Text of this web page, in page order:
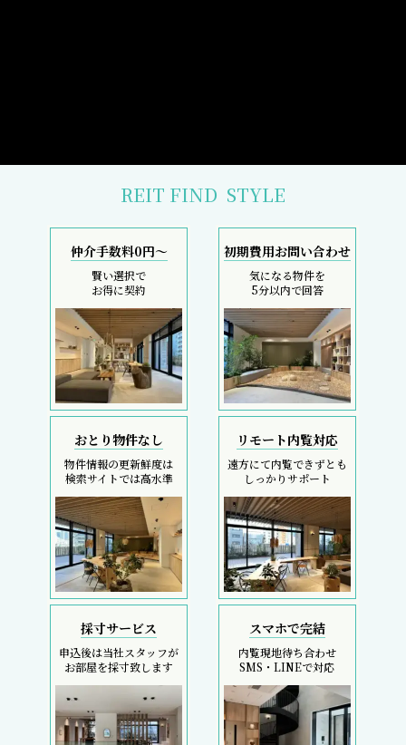
REIT FIND STYLE
仲介手数料0円～
賢い選択で
お得に契約
初期費用お問い合わせ
気になる物件を
5分以内で回答
おとり物件なし
物件情報の更新鮮度は
検索サイトでは高水準
リモート内覧対応
遠方にて内覧できずとも
しっかりサポート
採寸サービス
申込後は当社スタッフが
お部屋を採寸致します
スマホで完結
内覧現地待ち合わせ
SMS・LINEで対応